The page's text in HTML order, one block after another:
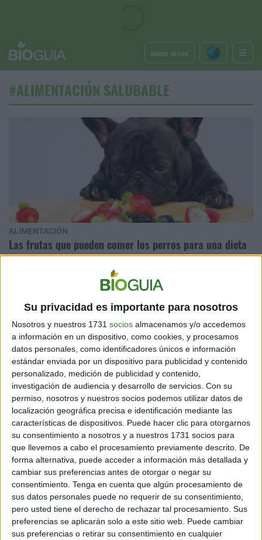
Su privacidad es importante para nosotros
Nosotros y nuestros 1731 socios almacenamos y/o accedemos
a información en un dispositivo, como cookies, y procesamos
datos personales, como identificadores únicos e información
estándar enviada por un dispositivo para publicidad y contenido
personalizado, medición de publicidad y contenido,
investigación de audiencia y desarrollo de servicios. Con su
permiso, nosotros y nuestros socios podemos utilizar datos de
localización geográfica precisa e identificación mediante las
características de dispositivos. Puede hacer clic para otorgarnos
su consentimiento a nosotros y a nuestros 1731 socios para
que llevemos a cabo el procesamiento previamente descrito. De
forma alternativa, puede acceder a información más detallada y
cambiar sus preferencias antes de otorgar o negar su
consentimiento. Tenga en cuenta que algún procesamiento de
sus datos personales puede no requerir de su consentimiento,
pero usted tiene el derecho de rechazar tal procesamiento. Sus
preferencias se aplicarán solo a este sitio web. Puede cambiar
sus preferencias o retirar su consentimiento en cualquier
Iniciar sesión
#ALIMENTACIÓN SALUBABLE
ALIMENTACIÓN
Las frutas que pueden comer los perros para una dieta
balanceada
Optimizar la alimentación de tu perro con frutas y verduras
naturales es una forma segura de fortalecer su salud y bienestar.
HOGAR
¡8 tips imperdibles para cultivar jengibre en tu jardín de
forma sencilla!
| 30/10/2024
Aprende a producirlo en tu hogar a través de sencillos pasos para
seleccionar la raíz adecuada y preparar el suelo hasta la cosecha.
Manos a la obra.